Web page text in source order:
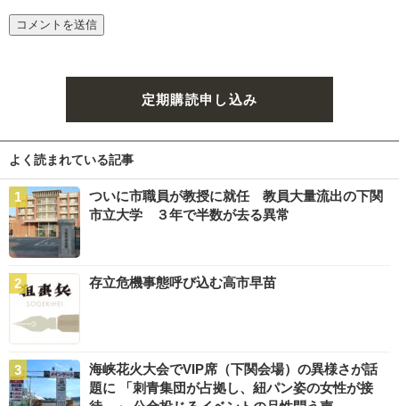
定期購読申し込み
よく読まれている記事
ついに市職員が教授に就任 教員大量流出の下関
市立大学 ３年で半数が去る異常
存立危機事態呼び込む高市早苗
海峡花火大会でVIP席（下関会場）の異様さが話
題に 「刺青集団が占拠し、紐パン姿の女性が接